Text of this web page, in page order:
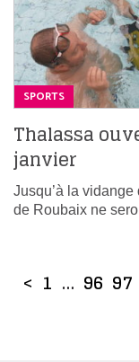
SPORTS
Thalassa
janvier
Jusqu’à la
de Roubaix ne
< 1 … 96 97